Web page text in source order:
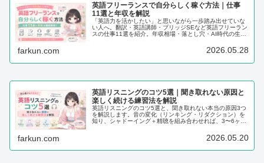
英語フリーランスで自分らしく稼ぐ方法｜仕事
11選と年収を解説
「英語力を活かしたい」と思いながら一歩踏み出せていな
い人へ。翻訳・英語講師・ブリッジSEなど英語フリーラン
スの仕事11選を紹介。年収相場・落とし穴・AI時代の生存
farkun.com 2026.05.28
英語リスニングのコツ5選｜聞き取れない原因と
楽しく続ける練習法を解説
英語リスニングのコツ5選と、聞き取れない本当の原因3つ
を解説します。音の変化（リンキング・リダクション）を
知り、シャドーイング＋精聴を組み合わせれば、3〜6ヶ月
farkun.com 2026.05.20